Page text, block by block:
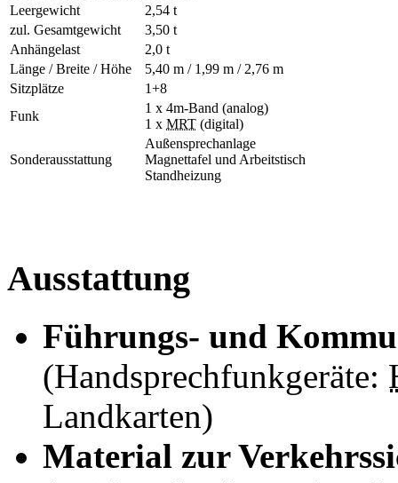
Leergewicht
2,54 t
zul. Gesamtgewicht
3,50 t
Anhängelast
2,0 t
Länge / Breite / Höhe
5,40 m / 1,99 m / 2,76 m
Sitzplätze
1+8
Funk
1 x 4m-Band (analog)
1 x MRT (digital)
Sonderausstattung
Außensprechanlage
Magnettafel und Arbeitstisch
Standheizung
Ausstattung
Führungs- und
(Handsprechfunkgeräte:
Landkarten)
Material zur